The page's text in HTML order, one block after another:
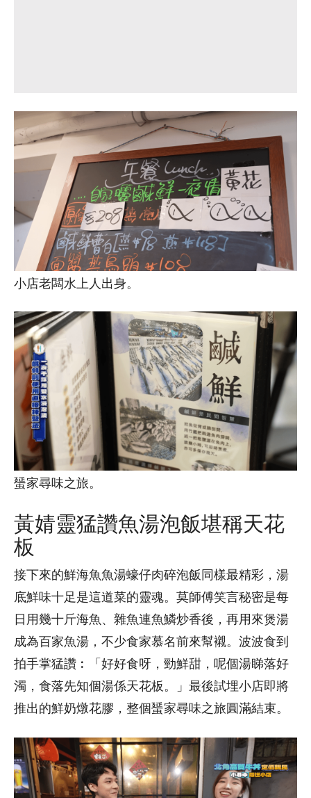
小店老闆水上人出身。
蜑家尋味之旅。
黃婧靈猛讚魚湯泡飯堪稱天花
板
接下來的鮮海魚魚湯蠔仔肉碎泡飯同樣最精彩，湯
底鮮味十足是這道菜的靈魂。莫師傅笑言秘密是每
日用幾十斤海魚、雜魚連魚鱗炒香後，再用來煲湯
成為百家魚湯，不少食家慕名前來幫襯。波波食到
拍手掌猛讚︰「好好食呀，勁鮮甜，呢個湯睇落好
濁，食落先知個湯係天花板。」最後試埋小店即將
推出的鮮奶燉花膠，整個蜑家尋味之旅圓滿結束。